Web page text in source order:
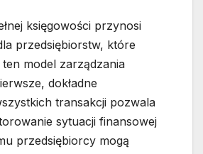
księgowości przynosi
przedsiębiorstw, które
model zarządzania
dokładne
transakcji pozwala
sytuacji finansowej
przedsiębiorcy mogą